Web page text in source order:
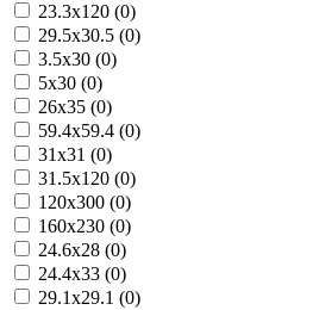
23.3x120 (0)
29.5x30.5 (0)
3.5x30 (0)
5x30 (0)
26x35 (0)
59.4x59.4 (0)
31x31 (0)
31.5x120 (0)
120x300 (0)
160x230 (0)
24.6x28 (0)
24.4x33 (0)
29.1x29.1 (0)